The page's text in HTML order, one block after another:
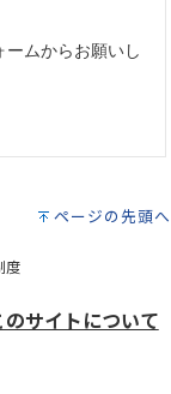
ページの先頭へ
度
サイトについて